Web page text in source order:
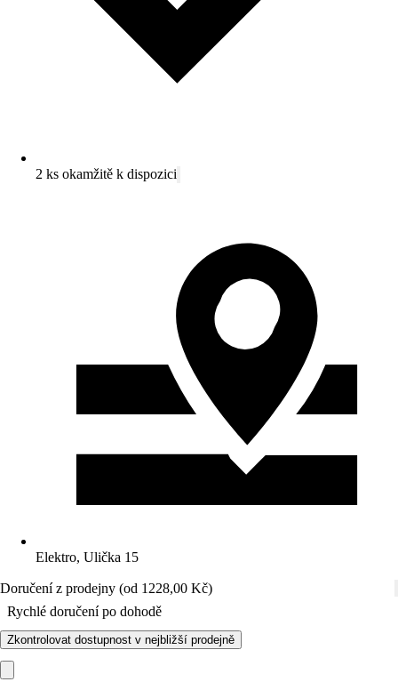
2 ks okamžitě k dispozici
Elektro, Ulička 15
Doručení z prodejny (od 1228,00 Kč)
Rychlé doručení po dohodě
Zkontrolovat dostupnost v nejbližší prodejně